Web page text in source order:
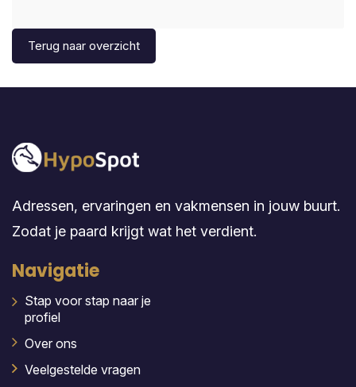
Terug naar overzicht
Adressen, ervaringen en vakmensen in jouw buurt.
Zodat je paard krijgt wat het verdient.
Navigatie
Stap voor stap naar je
profiel
Over ons
Veelgestelde vragen